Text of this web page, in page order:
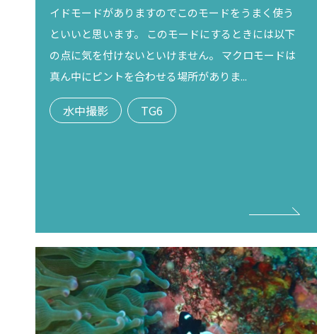
イドモードがありますのでこのモードをうまく使う
といいと思います。 このモードにするときには以下
の点に気を付けないといけません。 マクロモードは
真ん中にピントを合わせる場所がありま...
水中撮影 TG6